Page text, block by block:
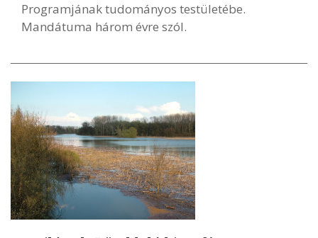
Programjának tudományos testületébe.
Mandátuma három évre szól.